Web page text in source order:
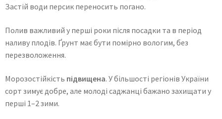
Застій води персик переносить погано.
Полив важливий у перші роки після посадки та в період
наливу плодів. Ґрунт має бути помірно вологим, без
перезволоження.
Морозостійкість підвищена. У більшості регіонів України
сорт зимує добре, але молоді саджанці бажано захищати у
перші 1–2 зими.